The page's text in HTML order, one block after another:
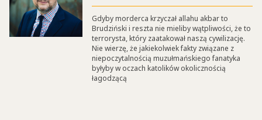
Gdyby morderca krzyczał allahu akbar to
Brudziński i reszta nie mieliby wątpliwości, że to
terrorysta, który zaatakował naszą cywilizację.
Nie wierzę, że jakiekolwiek fakty związane z
niepoczytalnością muzułmańskiego fanatyka
byłyby w oczach katolików okolicznością
łagodzącą